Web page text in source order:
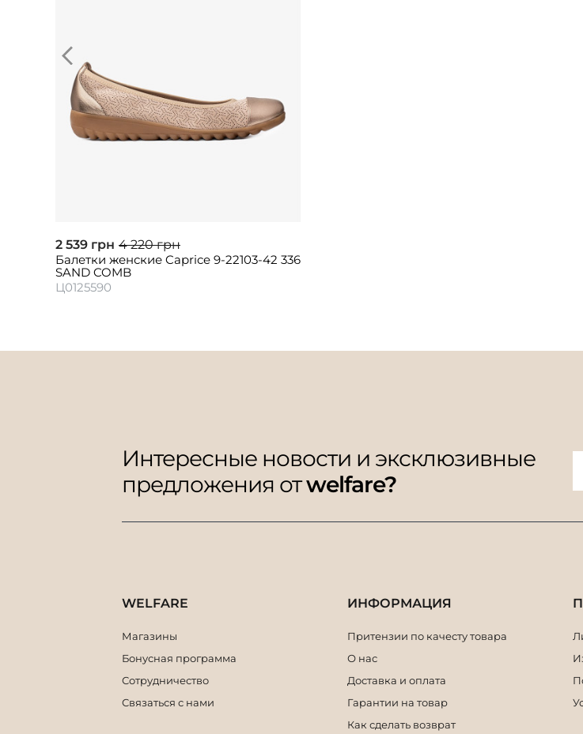
2 539 грн 4 220 грн
Балетки женские Caprice 9-22103-42 336
SAND COMB
Ц0125590
Интересные новости и эксклюзивные
предложения отwelfare?
WELFARE
Магазины
Бонусная программа
Сотрудничество
Связаться с нами
ИНФОРМАЦИЯ
Притензии по качесту товара
О нас
Доставка и оплата
Гарантии на товар
Как сделать возврат